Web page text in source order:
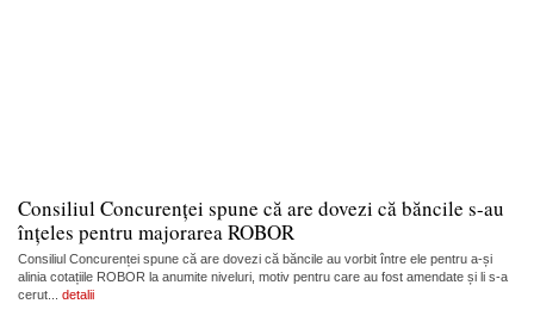
Consiliul Concurenței spune că are dovezi că băncile s-au
înțeles pentru majorarea ROBOR
Consiliul Concurenței spune că are dovezi că băncile au vorbit între ele pentru a-și
alinia cotațiile ROBOR la anumite niveluri, motiv pentru care au fost amendate și li s-a
cerut... detalii